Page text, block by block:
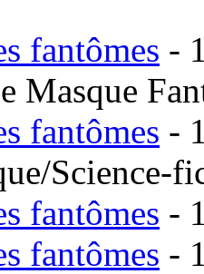
fantômes -
Masque
fantômes -
Science-
fantômes -
fantômes -